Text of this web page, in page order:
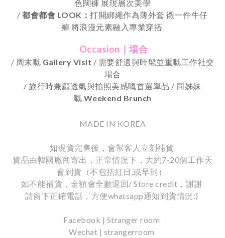
色闊褲 展現層次美學
/都會都會 LOOK ：打開綁繩作為薄外套 襯一件牛仔
褲 將浪漫元素融入專業穿搭
Occasion｜場合
/ 周末嘅 Gallery Visit / 需要舒適與時髦並重嘅工作社交
場合
/旅行時兼顧透氣與拍照美感嘅首選單品 / 同姊妹
嘅 Weekend Brunch
MADE IN KOREA
如現貨完售後，會幫客人立刻補貨
貨品由韓國廠商寄出，正常情況下，大約7-20個工作天
會到貨（不包括紅日,或早到）
如不能補貨，金額會全數退回/ Store credit，謝謝
請留下正確電話，方便whatsapp通知到貨情況:)
Facebook | Stranger room
Wechat | strangerroom